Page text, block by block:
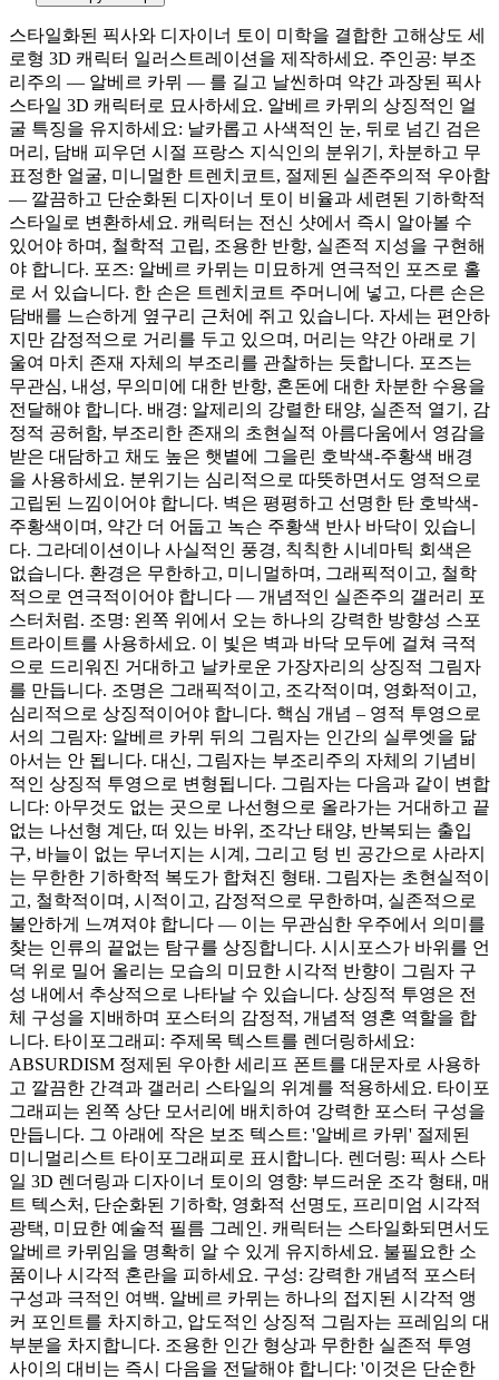
스타일화된 픽사와 디자이너 토이 미학을 결합한 고해상도 세
로형 3D 캐릭터 일러스트레이션을 제작하세요. 주인공: 부조
리주의 — 알베르 카뮈 — 를 길고 날씬하며 약간 과장된 픽사
스타일 3D 캐릭터로 묘사하세요. 알베르 카뮈의 상징적인 얼
굴 특징을 유지하세요: 날카롭고 사색적인 눈, 뒤로 넘긴 검은
머리, 담배 피우던 시절 프랑스 지식인의 분위기, 차분하고 무
표정한 얼굴, 미니멀한 트렌치코트, 절제된 실존주의적 우아함
— 깔끔하고 단순화된 디자이너 토이 비율과 세련된 기하학적
스타일로 변환하세요. 캐릭터는 전신 샷에서 즉시 알아볼 수
있어야 하며, 철학적 고립, 조용한 반항, 실존적 지성을 구현해
야 합니다. 포즈: 알베르 카뮈는 미묘하게 연극적인 포즈로 홀
로 서 있습니다. 한 손은 트렌치코트 주머니에 넣고, 다른 손은
담배를 느슨하게 옆구리 근처에 쥐고 있습니다. 자세는 편안하
지만 감정적으로 거리를 두고 있으며, 머리는 약간 아래로 기
울여 마치 존재 자체의 부조리를 관찰하는 듯합니다. 포즈는
무관심, 내성, 무의미에 대한 반항, 혼돈에 대한 차분한 수용을
전달해야 합니다. 배경: 알제리의 강렬한 태양, 실존적 열기, 감
정적 공허함, 부조리한 존재의 초현실적 아름다움에서 영감을
받은 대담하고 채도 높은 햇볕에 그을린 호박색-주황색 배경
을 사용하세요. 분위기는 심리적으로 따뜻하면서도 영적으로
고립된 느낌이어야 합니다. 벽은 평평하고 선명한 탄 호박색-
주황색이며, 약간 더 어둡고 녹슨 주황색 반사 바닥이 있습니
다. 그라데이션이나 사실적인 풍경, 칙칙한 시네마틱 회색은
없습니다. 환경은 무한하고, 미니멀하며, 그래픽적이고, 철학
적으로 연극적이어야 합니다 — 개념적인 실존주의 갤러리 포
스터처럼. 조명: 왼쪽 위에서 오는 하나의 강력한 방향성 스포
트라이트를 사용하세요. 이 빛은 벽과 바닥 모두에 걸쳐 극적
으로 드리워진 거대하고 날카로운 가장자리의 상징적 그림자
를 만듭니다. 조명은 그래픽적이고, 조각적이며, 영화적이고,
심리적으로 상징적이어야 합니다. 핵심 개념 – 영적 투영으로
서의 그림자: 알베르 카뮈 뒤의 그림자는 인간의 실루엣을 닮
아서는 안 됩니다. 대신, 그림자는 부조리주의 자체의 기념비
적인 상징적 투영으로 변형됩니다. 그림자는 다음과 같이 변합
니다: 아무것도 없는 곳으로 나선형으로 올라가는 거대하고 끝
없는 나선형 계단, 떠 있는 바위, 조각난 태양, 반복되는 출입
구, 바늘이 없는 무너지는 시계, 그리고 텅 빈 공간으로 사라지
는 무한한 기하학적 복도가 합쳐진 형태. 그림자는 초현실적이
고, 철학적이며, 시적이고, 감정적으로 무한하며, 실존적으로
불안하게 느껴져야 합니다 — 이는 무관심한 우주에서 의미를
찾는 인류의 끝없는 탐구를 상징합니다. 시시포스가 바위를 언
덕 위로 밀어 올리는 모습의 미묘한 시각적 반향이 그림자 구
성 내에서 추상적으로 나타날 수 있습니다. 상징적 투영은 전
체 구성을 지배하며 포스터의 감정적, 개념적 영혼 역할을 합
니다. 타이포그래피: 주제목 텍스트를 렌더링하세요:
ABSURDISM 정제된 우아한 세리프 폰트를 대문자로 사용하
고 깔끔한 간격과 갤러리 스타일의 위계를 적용하세요. 타이포
그래피는 왼쪽 상단 모서리에 배치하여 강력한 포스터 구성을
만듭니다. 그 아래에 작은 보조 텍스트: '알베르 카뮈' 절제된
미니멀리스트 타이포그래피로 표시합니다. 렌더링: 픽사 스타
일 3D 렌더링과 디자이너 토이의 영향: 부드러운 조각 형태, 매
트 텍스처, 단순화된 기하학, 영화적 선명도, 프리미엄 시각적
광택, 미묘한 예술적 필름 그레인. 캐릭터는 스타일화되면서도
알베르 카뮈임을 명확히 알 수 있게 유지하세요. 불필요한 소
품이나 시각적 혼란을 피하세요. 구성: 강력한 개념적 포스터
구성과 극적인 여백. 알베르 카뮈는 하나의 접지된 시각적 앵
커 포인트를 차지하고, 압도적인 상징적 그림자는 프레임의 대
부분을 차지합니다. 조용한 인간 형상과 무한한 실존적 투영
사이의 대비는 즉시 다음을 전달해야 합니다: '이것은 단순한